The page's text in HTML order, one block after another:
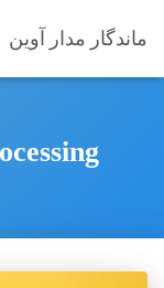
ماندگار مدار آوین